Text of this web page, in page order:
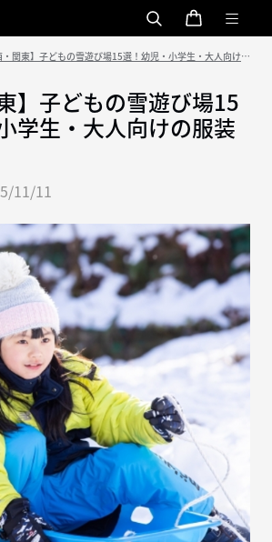
・関東】子どもの雪遊び場15選！幼児・小学生・大人向けの
】子どもの雪遊び場15
学生・大人向けの服装
11/11